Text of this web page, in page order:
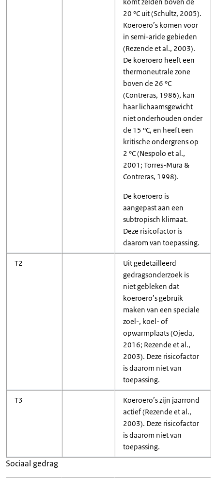
20 °C uit (Schultz, 2005).
Koeroero’s komen voor
in semi-aride gebieden
(Rezende et al., 2003).
De koeroero heeft een
thermoneutrale zone
boven de 26 °C
(Contreras, 1986), kan
haar lichaamsgewicht
niet onderhouden onder
de 15 °C, en heeft een
kritische ondergrens op
2 °C (Nespolo et al.,
2001; Torres-Mura &
Contreras, 1998).
De koeroero is
aangepast aan een
subtropisch klimaat.
Deze risicofactor is
daarom van toepassing.
T2
Uit gedetailleerd
gedragsonderzoek is
niet gebleken dat
koeroero’s gebruik
maken van een speciale
zoel-, koel- of
opwarmplaats (Ojeda,
2016; Rezende et al.,
2003). Deze risicofactor
is daarom niet van
toepassing.
T3
Koeroero’s zijn jaarrond
actief (Rezende et al.,
2003). Deze risicofactor
is daarom niet van
toepassing.
Sociaal gedrag